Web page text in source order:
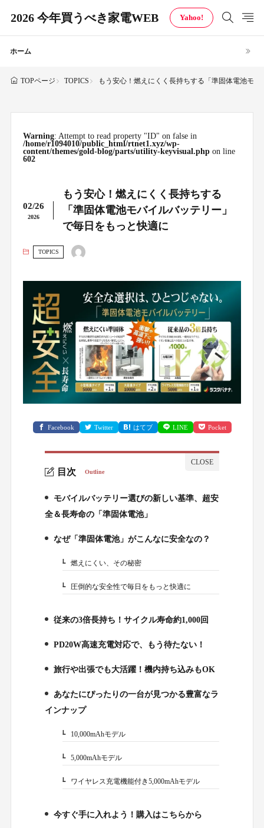
2026 今年買うべき家電WEB Yahoo!
ホーム
TOPページ TOPICS もう安心！燃えにくく長持ちする「準固体電池モ
Warning: Attempt to read property "ID" on false in
/home/r1094010/public_html/rtnet1.xyz/wp-
content/themes/gold-blog/parts/utility-keyvisual.phpon line
602
02/26
2026
もう安心！燃えにくく長持ちする
「準固体電池モバイルバッテリー」
で毎日をもっと快適に
TOPICS
Facebook Twitter はてブ LINE Pocket
目次 Outline
モバイルバッテリー選びの新しい基準、超安
全＆長寿命の「準固体電池」
なぜ「準固体電池」がこんなに安全なの？
2-1.燃えにくい、その秘密
2-2.圧倒的な安全性で毎日をもっと快適に
従来の3倍長持ち！サイクル寿命約1,000回
4.
PD20W高速充電対応で、もう待たない！
5.
旅行や出張でも大活躍！機内持ち込みもOK
6.
あなたにぴったりの一台が見つかる豊富なラ
インナップ
6-1.10,000mAhモデル
6-2.5,000mAhモデル
6-3.ワイヤレス充電機能付き5,000mAhモデル
今すぐ手に入れよう！購入はこちらから